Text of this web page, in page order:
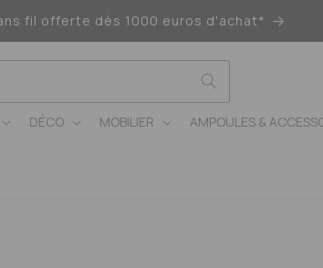
Paiement 4x sans frais PayPal
DÉCO MOBILIER AMPOULES &